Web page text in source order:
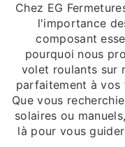
Chez EG
l'importance
composant
pourquoi nous
volet roulants sur
parfaitement à
Que vous
solaires ou
là pour vous